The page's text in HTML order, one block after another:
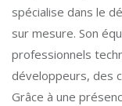
spécialise dans le
sur mesure. Son
professionnels
développeurs, des
Grâce à une